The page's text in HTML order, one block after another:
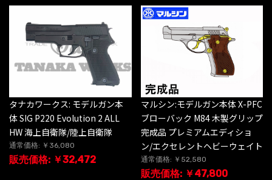
タナカワークス: モデルガン本
体 SIG P220 Evolution 2 ALL
HW 海上自衛隊/陸上自衛隊
通常価格: ￥36,080
販売価格: ￥32,472
マルシン:モデルガン本体 X-PFC
ブローバック M84 木製グリップ
完成品 プレミアムエディショ
ン/エクセレントヘビーウェイト
通常価格: ￥52,580
販売価格: ￥47,800